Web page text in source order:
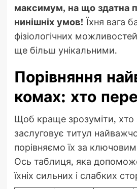
максимум, на що здатна
нинішніх умов! Їхня вага
фізіологічних
ще більш унікальними.
Порівняння
комах: хто
Щоб краще зрозуміти, хто з
заслуговує титул
порівняємо їх за
Ось таблиця, яка
їхніх сильних і слабких